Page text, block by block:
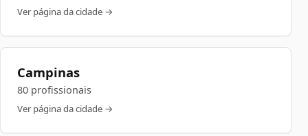
Ver página da cidade →
Campinas
80 profissionais
Ver página da cidade →